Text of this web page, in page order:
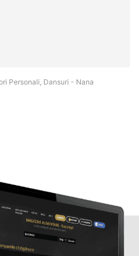
Personali, Dansuri - Nana